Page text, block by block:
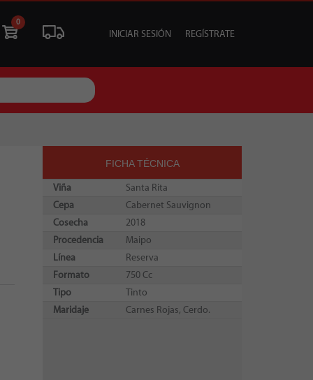
TU EVENTO
0
INICIAR SESIÓN REGÍSTRATE
FICHA TÉCNICA
Viña
Santa Rita
Cepa
Cabernet Sauvignon
Cosecha
2018
Procedencia
Maipo
Línea
Reserva
Formato
750 Cc
Tipo
Tinto
Maridaje
Carnes Rojas, Cerdo.